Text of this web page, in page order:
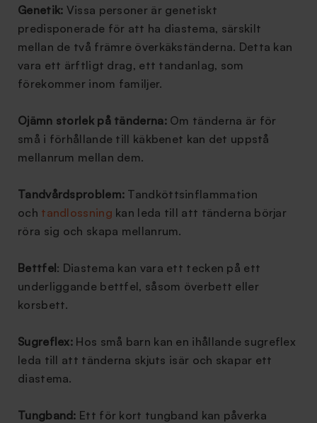
Genetik: Vissa personer är genetiskt
predisponerade för att ha diastema, särskilt
mellan de två främre överkäkständerna. Detta kan
vara ett ärftligt drag, ett tandanlag, som
förekommer inom familjer.
Ojämn storlek på tänderna:Om tänderna är för
små i förhållande till käkbenet kan det uppstå
mellanrum mellan dem.
Tandvårdsproblem: Tandköttsinflammation
och tandlossning kan leda till att tänderna börjar
röra sig och skapa mellanrum.
Bettfel : Diastema kan vara ett tecken på ett
underliggande bettfel, såsom överbett eller
korsbett.
Sugreflex: Hos små barn kan en ihållande sugreflex
leda till att tänderna skjuts isär och skapar ett
diastema.
Tungband: Ett för kort tungband kan påverka